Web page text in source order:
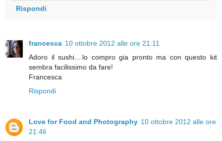
Rispondi
francesca 10 ottobre 2012 alle ore 21:11
Adoro il sushi....lo compro gia pronto ma con questo kit
sembra facilissimo da fare!
Francesca
Rispondi
Love for Food and Photography 10 ottobre 2012 alle ore
21:46